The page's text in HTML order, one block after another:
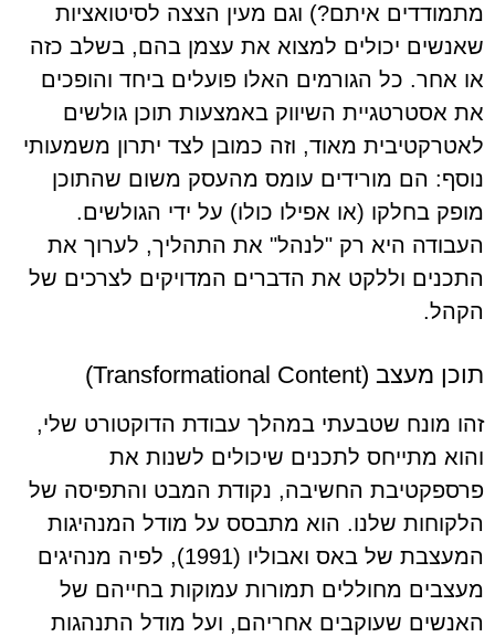
מתמודדים איתם?) וגם מעין הצצה לסיטואציות
שאנשים יכולים למצוא את עצמן בהם, בשלב כזה
או אחר. כל הגורמים האלו פועלים ביחד והופכים
את אסטרטגיית השיווק באמצעות תוכן גולשים
לאטרקטיבית מאוד, וזה כמובן לצד יתרון משמעותי
נוסף: הם מורידים עומס מהעסק משום שהתוכן
מופק בחלקו (או אפילו כולו) על ידי הגולשים.
העבודה היא רק "לנהל" את התהליך, לערוך את
התכנים וללקט את הדברים המדויקים לצרכים של
הקהל.
תוכן מעצב (Transformational Content)
זהו מונח שטבעתי במהלך עבודת הדוקטורט שלי,
והוא מתייחס לתכנים שיכולים לשנות את
פרספקטיבת החשיבה, נקודת המבט והתפיסה של
הלקוחות שלנו. הוא מתבסס על מודל המנהיגות
המעצבת של באס ואבוליו (1991), לפיה מנהיגים
מעצבים מחוללים תמורות עמוקות בחייהם של
האנשים שעוקבים אחריהם, ועל מודל התנהגות